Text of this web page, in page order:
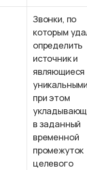
Звонки, по
которым
определить
источник и
являющиеся
при этом
в заданный
временной
промежуток
целевого